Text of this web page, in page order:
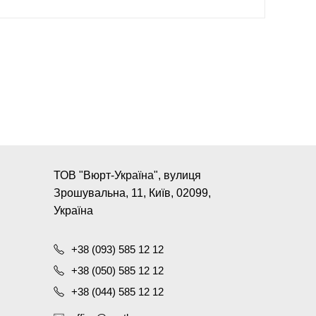
ТОВ "Вюрт-Україна", вулиця
Зрошувальна, 11, Київ, 02099,
Україна
+38 (093) 585 12 12
+38 (050) 585 12 12
+38 (044) 585 12 12